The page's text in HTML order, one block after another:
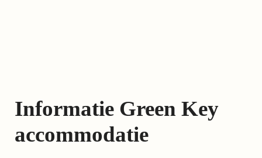
Jump
to
the
Informatie Green Key
accommodatie